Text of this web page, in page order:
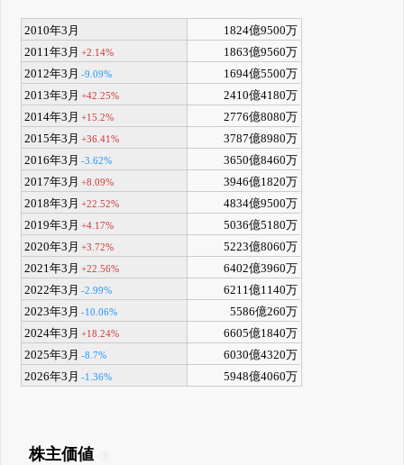
2010年3月
1824億9500万
2011年3月 +2.14%
1863億9560万
2012年3月 -9.09%
1694億5500万
2013年3月 +42.25%
2410億4180万
2014年3月 +15.2%
2776億8080万
2015年3月 +36.41%
3787億8980万
2016年3月 -3.62%
3650億8460万
2017年3月 +8.09%
3946億1820万
2018年3月 +22.52%
4834億9500万
2019年3月 +4.17%
5036億5180万
2020年3月 +3.72%
5223億8060万
2021年3月 +22.56%
6402億3960万
2022年3月 -2.99%
6211億1140万
2023年3月 -10.06%
5586億260万
2024年3月 +18.24%
6605億1840万
2025年3月 -8.7%
6030億4320万
2026年3月 -1.36% 5948億4060万
株主価値